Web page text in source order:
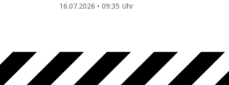
16.07.2026 • 09:35 Uhr